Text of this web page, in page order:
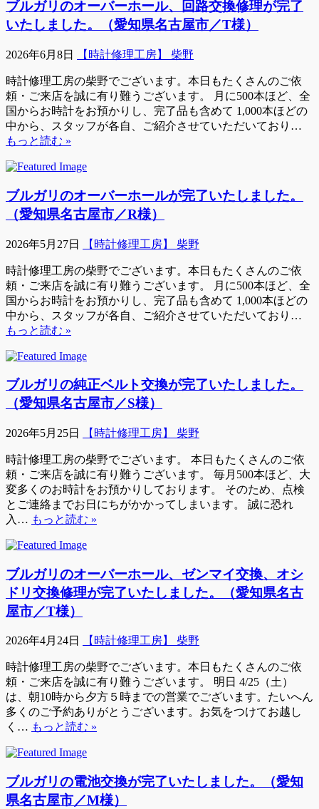
ブルガリのオーバーホール、回路交換修理が完了
いたしました。（愛知県名古屋市／T様）
2026年6月8日 【時計修理工房】 柴野
時計修理工房の柴野でございます。本日もたくさんのご依
頼・ご来店を誠に有り難うございます。 月に500本ほど、全
国からお時計をお預かりし、完了品も含めて 1,000本ほどの
中から、スタッフが各自、ご紹介させていただいており…
もっと読む »
ブルガリのオーバーホールが完了いたしました。
（愛知県名古屋市／R様）
2026年5月27日 【時計修理工房】 柴野
時計修理工房の柴野でございます。本日もたくさんのご依
頼・ご来店を誠に有り難うございます。 月に500本ほど、全
国からお時計をお預かりし、完了品も含めて 1,000本ほどの
中から、スタッフが各自、ご紹介させていただいており…
もっと読む »
ブルガリの純正ベルト交換が完了いたしました。
（愛知県名古屋市／S様）
2026年5月25日 【時計修理工房】 柴野
時計修理工房の柴野でございます。 本日もたくさんのご依
頼・ご来店を誠に有り難うございます。 毎月500本ほど、大
変多くのお時計をお預かりしております。 そのため、点検
とご連絡までお日にちがかかってしまいます。 誠に恐れ
入… もっと読む »
ブルガリのオーバーホール、ゼンマイ交換、オシ
ドリ交換修理が完了いたしました。（愛知県名古
屋市／T様）
2026年4月24日 【時計修理工房】 柴野
時計修理工房の柴野でございます。本日もたくさんのご依
頼・ご来店を誠に有り難うございます。 明日 4/25（土）
は、朝10時から夕方５時までの営業でございます。たいへん
多くのご予約ありがとうございます。お気をつけてお越し
く… もっと読む »
ブルガリの電池交換が完了いたしました。（愛知
県名古屋市／M様）